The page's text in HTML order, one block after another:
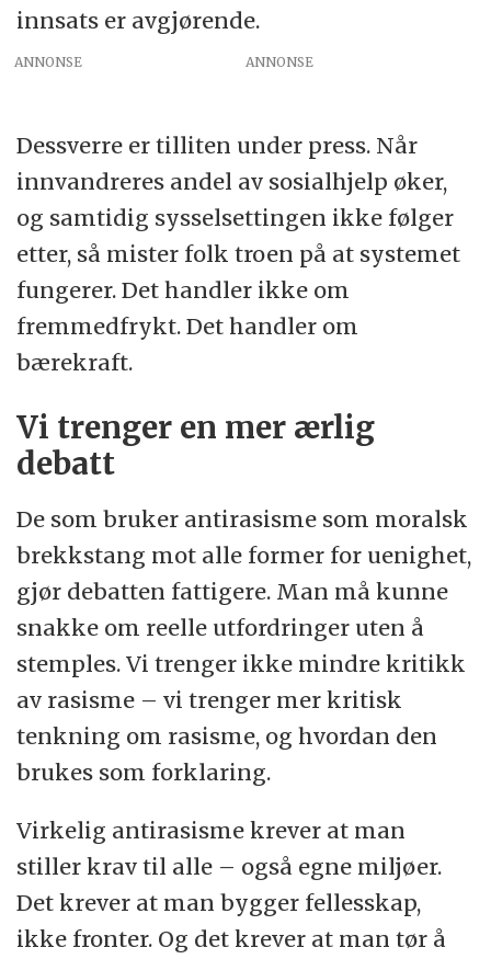
innsats er avgjørende.
ANNONSE
Dessverre er tilliten under press. Når
innvandreres andel av sosialhjelp øker,
og samtidig sysselsettingen ikke følger
etter, så mister folk troen på at systemet
fungerer. Det handler ikke om
fremmedfrykt. Det handler om
bærekraft.
Vi trenger en mer ærlig
debatt
De som bruker antirasisme som moralsk
brekkstang mot alle former for uenighet,
gjør debatten fattigere. Man må kunne
snakke om reelle utfordringer uten å
stemples. Vi trenger ikke mindre kritikk
av rasisme – vi trenger mer kritisk
tenkning om rasisme, og hvordan den
brukes som forklaring.
Virkelig antirasisme krever at man
stiller krav til alle – også egne miljøer.
Det krever at man bygger fellesskap,
ikke fronter. Og det krever at man tør å